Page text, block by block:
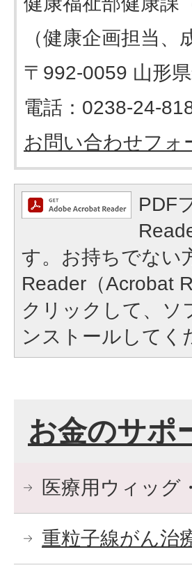
（健康企画担当、
〒992-0059 山形
電話：0238-24-
お問い合わせフォ
PDF
す。お持ちでない
Reader（Acrobat
クリックして、ソ
ンストールしてく
お金のサポ
医療用ウィッグ
重粒子線がん治